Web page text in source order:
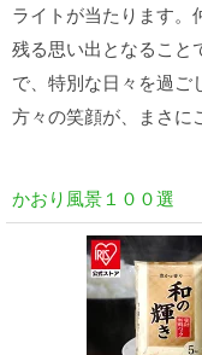
ライトが当たります。
残る思い出となること
で、特別な日々を過ご
方々の笑顔が、まさに
かおり風景１００選